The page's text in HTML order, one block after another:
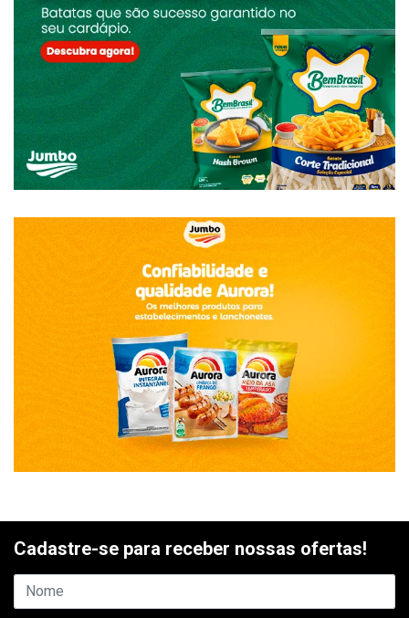
Cadastre-se para receber nossas ofertas!